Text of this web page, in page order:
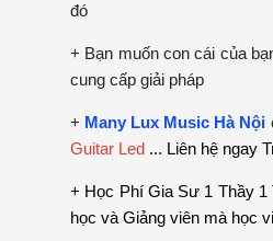
đó
+ Bạn muốn con cái của
cung cấp giải pháp
+ Many Lux Music Hà Nội
Guitar Led ... Liên hệ ngay
+ Học Phí Gia Sư 1 Thầy 1
học và Giảng viên mà học